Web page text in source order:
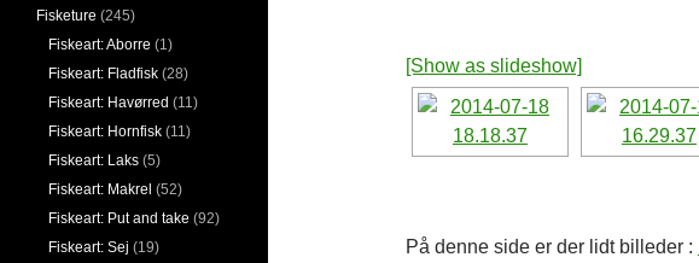
[Show as slideshow]
På denne side er der lidt billeder :
Fisketure (245)
Fiskeart: Aborre (1)
Fiskeart: Fladfisk (28)
Fiskeart: Havørred (11)
Fiskeart: Hornfisk (11)
Fiskeart: Laks (5)
Fiskeart: Makrel (52)
Fiskeart: Put and take (92)
Fiskeart: Sej (19)